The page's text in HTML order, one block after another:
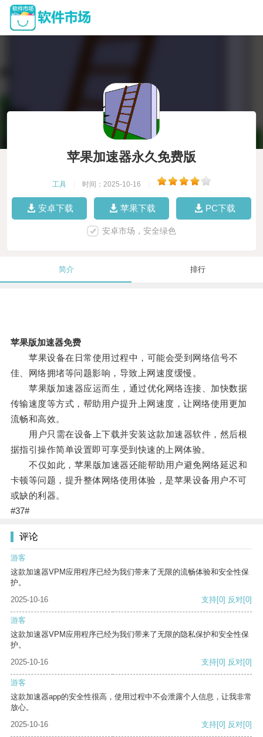
苹果加速器永久免费版
工具 时间：2025-10-16
安卓下载 苹果下载 PC下载
安卓市场，安全绿色
简介 排行
苹果版加速器免费
苹果设备在日常使用过程中，可能会受到网络信号不
佳、网络拥堵等问题影响，导致上网速度缓慢。
苹果版加速器应运而生，通过优化网络连接、加快数据
传输速度等方式，帮助用户提升上网速度，让网络使用更加
流畅和高效。
用户只需在设备上下载并安装这款加速器软件，然后根
据指引操作简单设置即可享受到快速的上网体验。
不仅如此，苹果版加速器还能帮助用户避免网络延迟和
卡顿等问题，提升整体网络使用体验，是苹果设备用户不可
或缺的利器。
#37#
评论
游客
这款加速器VPM应用程序已经为我们带来了无限的流畅体验和安全性保
护。
2025-10-16
支持[0] 反对[0]
游客
这款加速器VPM应用程序已经为我们带来了无限的隐私保护和安全性保
护。
2025-10-16
支持[0] 反对[0]
游客
这款加速器app的安全性很高，使用过程中不会泄露个人信息，让我非常
放心。
2025-10-16
支持[0] 反对[0]